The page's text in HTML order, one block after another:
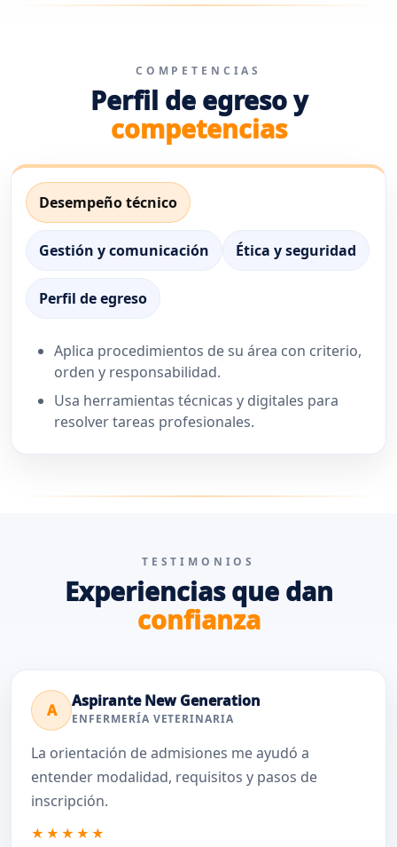
COMPETENCIAS
Perfil de egreso y
competencias
Desempeño técnico
Gestión y comunicación Ética y seguridad
Perfil de egreso
Aplica procedimientos de su área con criterio,
orden y responsabilidad.
Usa herramientas técnicas y digitales para
resolver tareas profesionales.
TESTIMONIOS
Experiencias que dan
confianza
A Aspirante New Generation
ENFERMERÍA VETERINARIA
La orientación de admisiones me ayudó a
entender modalidad, requisitos y pasos de
inscripción.
★★★★★